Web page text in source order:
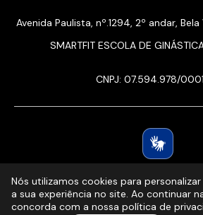
Avenida Paulista, nº.1294, 2º andar,
SMARTFIT ESCOLA DE
CNPJ: 07.594.978/
Nós utilizamos cookies para
a sua experiência no site. Ao continuar
concorda com a nossa política de